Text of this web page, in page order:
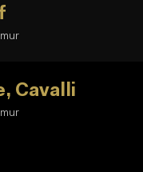
Cavalli